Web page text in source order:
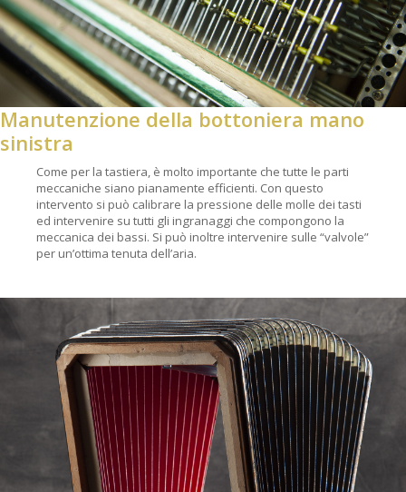
Manutenzione della bottoniera mano
sinistra
Come per la tastiera, è molto importante che tutte le parti
meccaniche siano pianamente efficienti. Con questo
intervento si può calibrare la pressione delle molle dei tasti
ed intervenire su tutti gli ingranaggi che compongono la
meccanica dei bassi. Si può inoltre intervenire sulle “valvole”
per un’ottima tenuta dell’aria.